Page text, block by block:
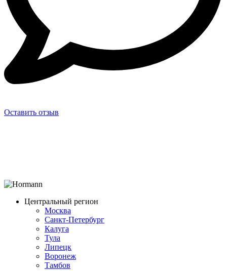
Оставить отзыв
Центральный регион
Москва
Санкт-Петербург
Калуга
Тула
Липецк
Воронеж
Тамбов